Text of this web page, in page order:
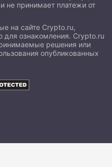
не принимает платежи от
на сайте Crypto.ru,
для ознакомления. Crypto.ru
решения или
опубликованных